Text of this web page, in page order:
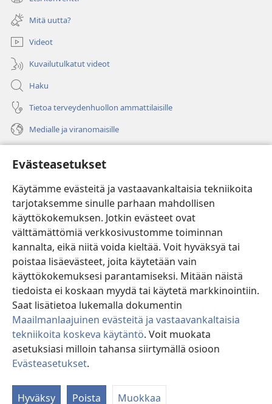
Evästeasetukset
Käytämme evästeitä ja vastaavankaltaisia tekniikoita
tarjotaksemme sinulle parhaan mahdollisen
käyttökokemuksen. Jotkin evästeet ovat
välttämättömiä verkkosivustomme toiminnan
kannalta, eikä niitä voida kieltää. Voit hyväksyä tai
poistaa lisäevästeet, joita käytetään vain
käyttökokemuksesi parantamiseksi. Mitään näistä
tiedoista ei koskaan myydä tai käytetä markkinointiin.
Saat lisätietoa lukemalla dokumentin
Maailmanlaajuinen evästeitä ja vastaavankaltaisia
tekniikoita koskeva käytäntö. Voit muokata
asetuksiasi milloin tahansa siirtymällä osioon
Evästeasetukset.
Hyväksy Poista Muokkaa
ikkunan)
(avaa
uuden
ikkunan)
Mitä uutta?
Videot
Kuvailutulkatut videot
Haku
Tietoa terveydenhuollon ammattilaisille
Medialle ja viranomaisille
(avaa
uuden
ikkunan)Vartiotornin VERKKOKIRJASTO
(avaa
uuden
ikkunan)JW Hub
(avaa
uuden
ikkunan)
®
Watchtower Library
Copyright© 2026 Watch Tower Bible and Tract Society of Pennsylvania.